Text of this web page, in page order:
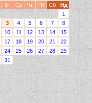
Вт Ср Чт Пт Сб
Нд
1
3 4 5 6 7
8
10 11 12 13 14
15
17 18 19 20 21
22
24 25 26 27 28
29
31